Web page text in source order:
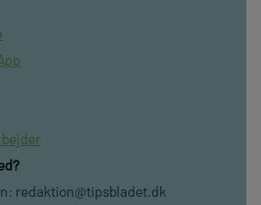
redaktion@tipsbladet.dk